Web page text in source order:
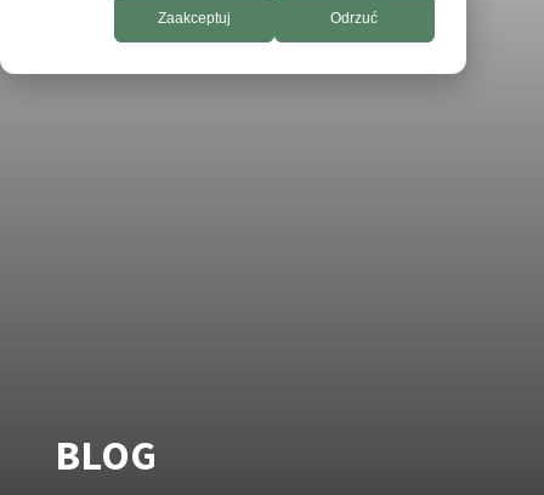
Zaakceptuj Odrzuć
BLOG